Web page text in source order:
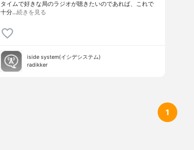
タイムで好きな局のラジオが聴きたいのであれば、これで
十分…続きを見る
iside system(イシデシステム)
radikker
1